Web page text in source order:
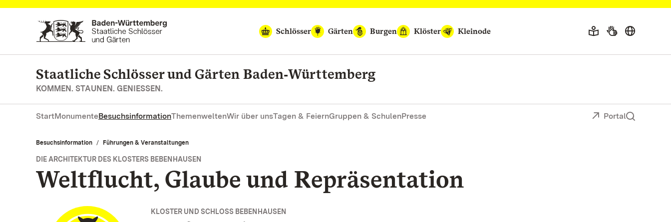
Zum Hauptinhalt springen
Schlösser
Gärten Burgen Klöster Kleinode
Staatliche Schlösser und Gärten Baden‑Württemberg
KOMMEN. STAUNEN. GENIESSEN.
StartMonumenteBesuchsinformationThemenweltenWir über unsTagen & FeiernGruppen & SchulenPresse Portal
Besuchsinformation Führungen & Veranstaltungen
DIE ARCHITEKTUR DES KLOSTERS BEBENHAUSEN
Weltflucht, Glaube und Repräsentation
KLOSTER UND SCHLOSS BEBENHAUSEN